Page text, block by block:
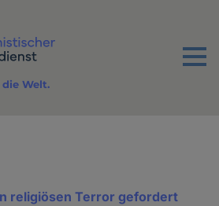
Menu
Welt.
religiösen Terror gefordert